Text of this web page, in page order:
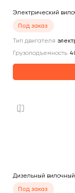
Электрический
Под заказ
Тип двигателя
Грузоподъемность
Дизельный
Под заказ